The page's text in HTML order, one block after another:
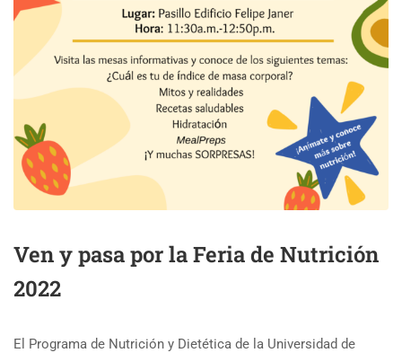
Ven y pasa por la Feria de Nutrición
2022
El Programa de Nutrición y Dietética de la Universidad de